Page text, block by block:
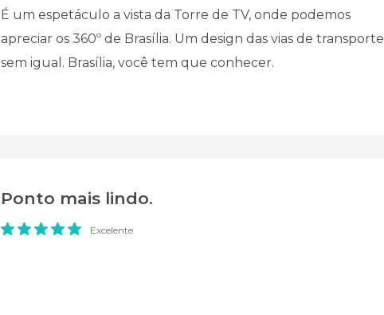
É um espetáculo a vista da Torre de TV, onde podemos
apreciar os 360º de Brasília. Um design das vias de transporte
sem igual. Brasília, você tem que conhecer.
Ponto mais lindo.
Excelente